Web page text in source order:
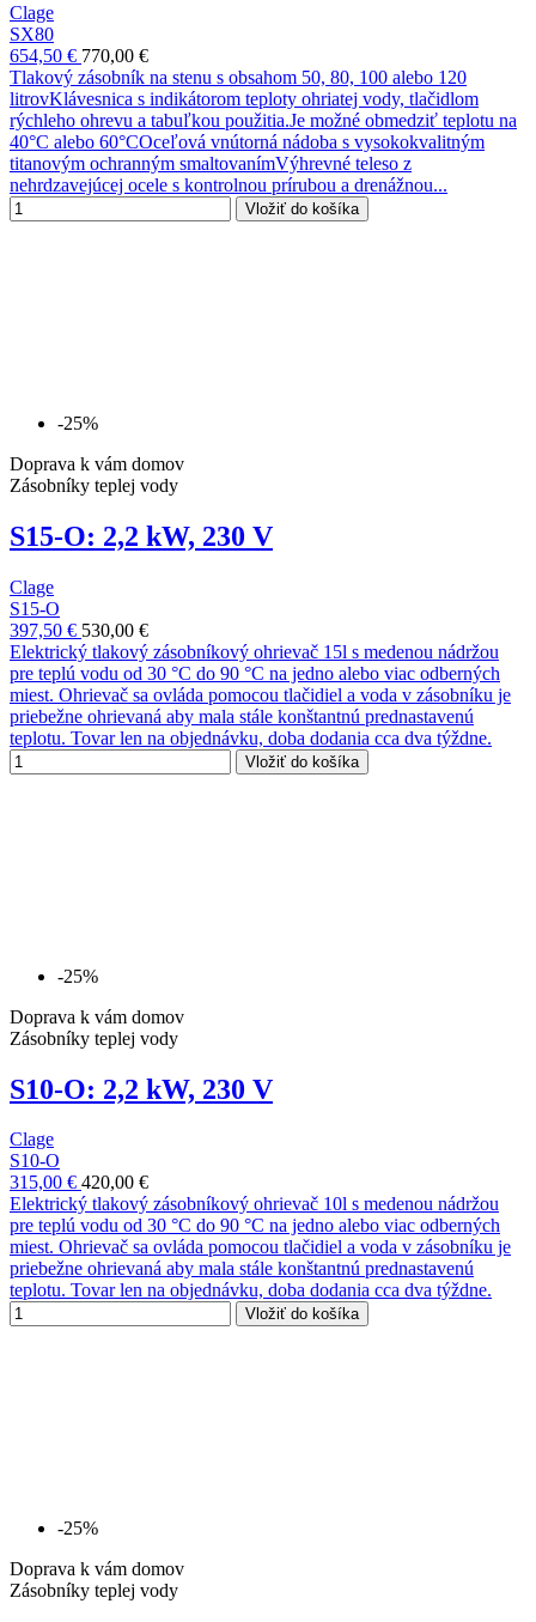
Clage
SX80
654,50 € 770,00 €
Tlakový zásobník na stenu s obsahom 50, 80, 100 alebo 120
litrovKlávesnica s indikátorom teploty ohriatej vody, tlačidlom
rýchleho ohrevu a tabuľkou použitia.Je možné obmedziť teplotu na
40°C alebo 60°COceľová vnútorná nádoba s vysokokvalitným
titanovým ochranným smaltovanímVýhrevné teleso z
nehrdzavejúcej ocele s kontrolnou prírubou a drenážnou...
Vložiť do košíka
-25%
Doprava k vám domov
Zásobníky teplej vody
S15-O: 2,2 kW, 230 V
Clage
S15-O
397,50 € 530,00 €
Elektrický tlakový zásobníkový ohrievač 15l s medenou nádržou
pre teplú vodu od 30 °C do 90 °C na jedno alebo viac odberných
miest. Ohrievač sa ovláda pomocou tlačidiel a voda v zásobníku je
priebežne ohrievaná aby mala stále konštantnú prednastavenú
teplotu. Tovar len na objednávku, doba dodania cca dva týždne.
Vložiť do košíka
-25%
Doprava k vám domov
Zásobníky teplej vody
S10-O: 2,2 kW, 230 V
Clage
S10-O
315,00 € 420,00 €
Elektrický tlakový zásobníkový ohrievač 10l s medenou nádržou
pre teplú vodu od 30 °C do 90 °C na jedno alebo viac odberných
miest. Ohrievač sa ovláda pomocou tlačidiel a voda v zásobníku je
priebežne ohrievaná aby mala stále konštantnú prednastavenú
teplotu. Tovar len na objednávku, doba dodania cca dva týždne.
Vložiť do košíka
-25%
Doprava k vám domov
Zásobníky teplej vody